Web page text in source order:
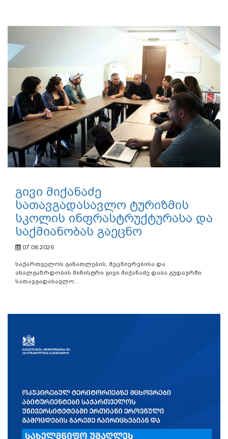
გივი მიქანაძე
სათავგადასავლო ტურიზმის
სკოლის ინფრასტრუქტურასა და
საქმიანობას გაეცნო
07.08.2026
საქართველოს განათლების, მეცნიერებისა და
ახალგაზრდობის მინისტრი გივი მიქანაძე დაბა გუდაურში
სათავგადასავლო...